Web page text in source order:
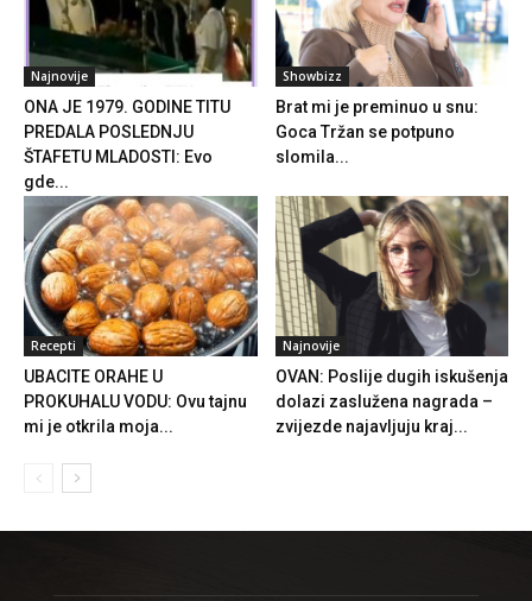
Najnovije
ONA JE 1979. GODINE TITU
PREDALA POSLEDNJU
ŠTAFETU MLADOSTI: Evo
gde...
Showbizz
Brat mi je preminuo u snu:
Goca Tržan se potpuno
slomila...
Recepti
UBACITE ORAHE U
PROKUHALU VODU: Ovu tajnu
mi je otkrila moja...
Najnovije
OVAN: Poslije dugih iskušenja
dolazi zaslužena nagrada –
zvijezde najavljuju kraj...